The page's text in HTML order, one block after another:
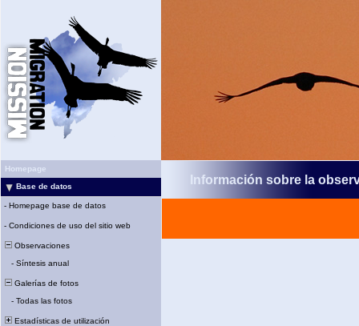
Homepage
Base de datos
- Homepage base de datos
- Condiciones de uso del sitio web
Observaciones
- Síntesis anual
Galerías de fotos
- Todas las fotos
Estadísticas de utilización
Información sobre la